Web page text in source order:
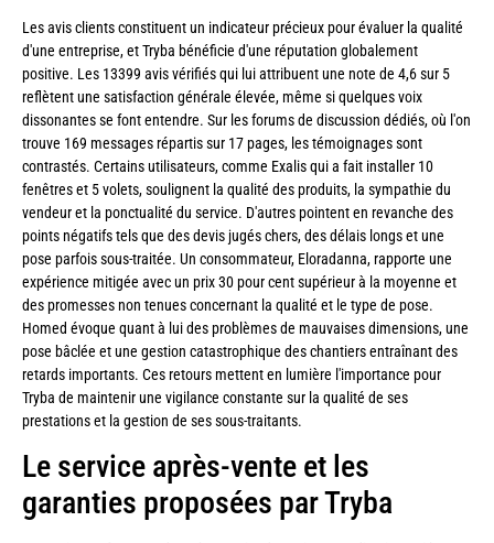
Les avis clients constituent un indicateur précieux pour évaluer la qualité
d'une entreprise, et Tryba bénéficie d'une réputation globalement
positive. Les 13399 avis vérifiés qui lui attribuent une note de 4,6 sur 5
reflètent une satisfaction générale élevée, même si quelques voix
dissonantes se font entendre. Sur les forums de discussion dédiés, où l'on
trouve 169 messages répartis sur 17 pages, les témoignages sont
contrastés. Certains utilisateurs, comme Exalis qui a fait installer 10
fenêtres et 5 volets, soulignent la qualité des produits, la sympathie du
vendeur et la ponctualité du service. D'autres pointent en revanche des
points négatifs tels que des devis jugés chers, des délais longs et une
pose parfois sous-traitée. Un consommateur, Eloradanna, rapporte une
expérience mitigée avec un prix 30 pour cent supérieur à la moyenne et
des promesses non tenues concernant la qualité et le type de pose.
Homed évoque quant à lui des problèmes de mauvaises dimensions, une
pose bâclée et une gestion catastrophique des chantiers entraînant des
retards importants. Ces retours mettent en lumière l'importance pour
Tryba de maintenir une vigilance constante sur la qualité de ses
prestations et la gestion de ses sous-traitants.
Le service après-vente et les
garanties proposées par Tryba